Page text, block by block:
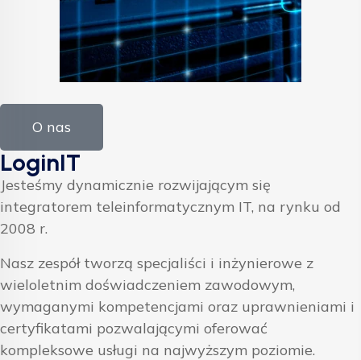
O nas
LoginIT
Jesteśmy dynamicznie rozwijającym się
integratorem teleinformatycznym IT, na rynku od
2008 r.
Nasz zespół tworzą specjaliści i inżynierowe z
wieloletnim doświadczeniem zawodowym,
wymaganymi kompetencjami oraz uprawnieniami i
certyfikatami pozwalającymi oferować
kompleksowe usługi na najwyższym poziomie.